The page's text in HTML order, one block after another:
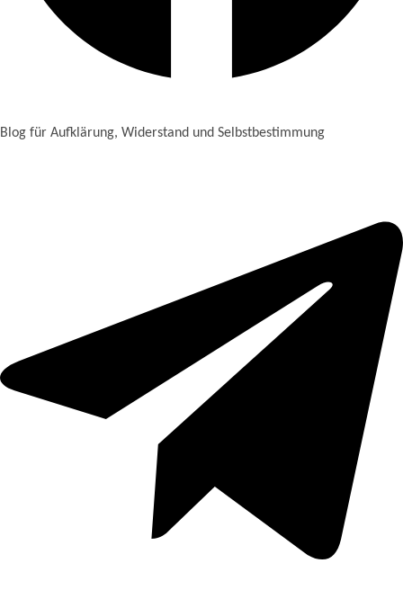
Blog für Aufklärung, Widerstand und Selbstbestimmung